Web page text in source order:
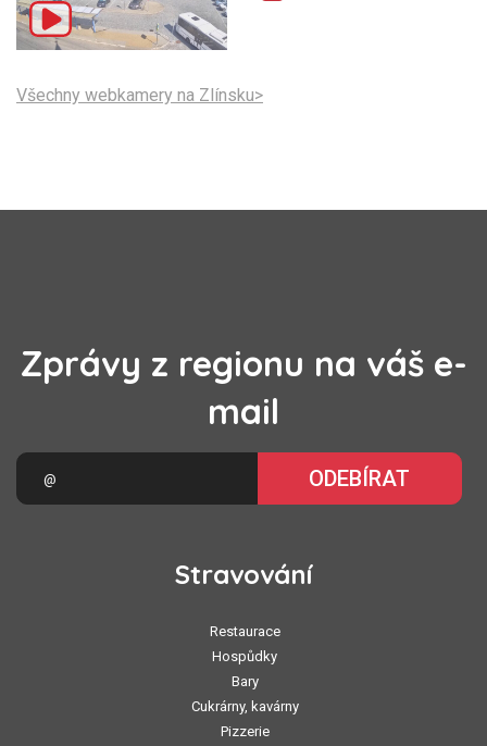
Všechny webkamery na Zlínsku>
Zprávy z regionu na váš e-
mail
ODEBÍRAT
Stravování
Restaurace
Hospůdky
Bary
Cukrárny, kavárny
Pizzerie